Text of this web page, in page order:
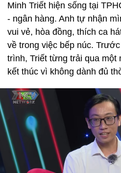
Minh Triết hiện sống tại
- ngân hàng. Anh tự nhận
vui vẻ, hòa đồng, thích ca
về trong việc bếp núc.
trình, Triết từng trải qua một
kết thúc vì không dành đủ